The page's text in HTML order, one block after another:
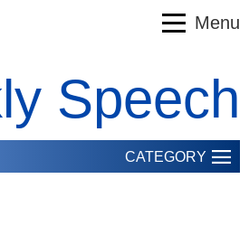
Menu
Speech
CATEGORY